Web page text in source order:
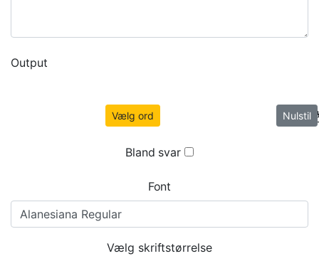
Output
Vælg ord Nulstil
Bland svar
Font
Vælg skriftstørrelse